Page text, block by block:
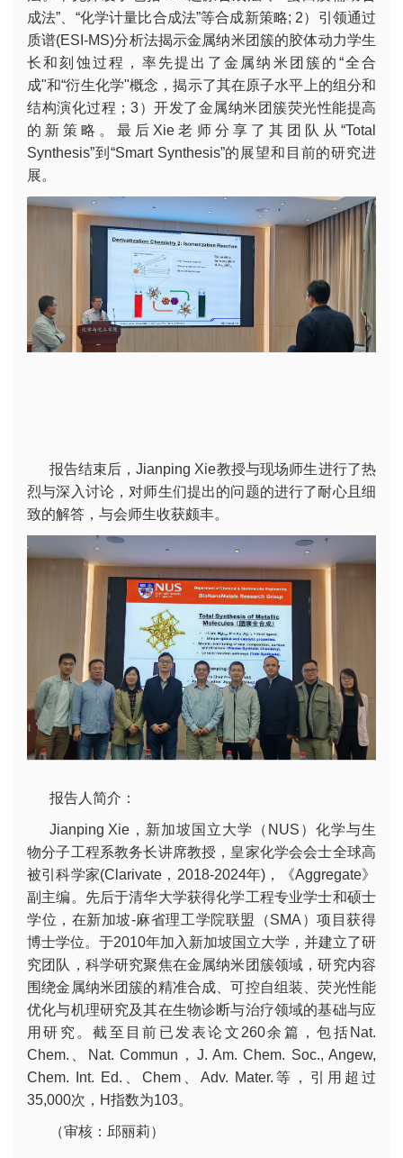
成法”、“化学计量比合成法”等合成新策略; 2）引领通过
质谱(ESI-MS)分析法揭示金属纳米团簇的胶体动力学生
长和刻蚀过程，率先提出了金属纳米团簇的“全合
成"和“衍生化学"概念，揭示了其在原子水平上的组分和
结构演化过程；3）开发了金属纳米团簇荧光性能提高
的新策略。最后Xie老师分享了其团队从“Total
Synthesis”到“Smart Synthesis”的展望和目前的研究进
展。
报告结束后，Jianping Xie教授与现场师生进行了热
烈与深入讨论，对师生们提出的问题的进行了耐心且细
致的解答，与会师生收获颇丰。
报告人简介：
Jianping Xie，新加坡国立大学（NUS）化学与生
物分子工程系教务长讲席教授，皇家化学会会士全球高
被引科学家(Clarivate，2018-2024年)，《Aggregate》
副主编。先后于清华大学获得化学工程专业学士和硕士
学位，在新加坡-麻省理工学院联盟（SMA）项目获得
博士学位。于2010年加入新加坡国立大学，并建立了研
究团队，科学研究聚焦在金属纳米团簇领域，研究内容
围绕金属纳米团簇的精准合成、可控自组装、荧光性能
优化与机理研究及其在生物诊断与治疗领域的基础与应
用研究。截至目前已发表论文260余篇，包括Nat.
Chem.、Nat. Commun，J. Am. Chem. Soc., Angew,
Chem. Int. Ed.、Chem、Adv. Mater.等，引用超过
35,000次，H指数为103。
（审核：邱丽莉）